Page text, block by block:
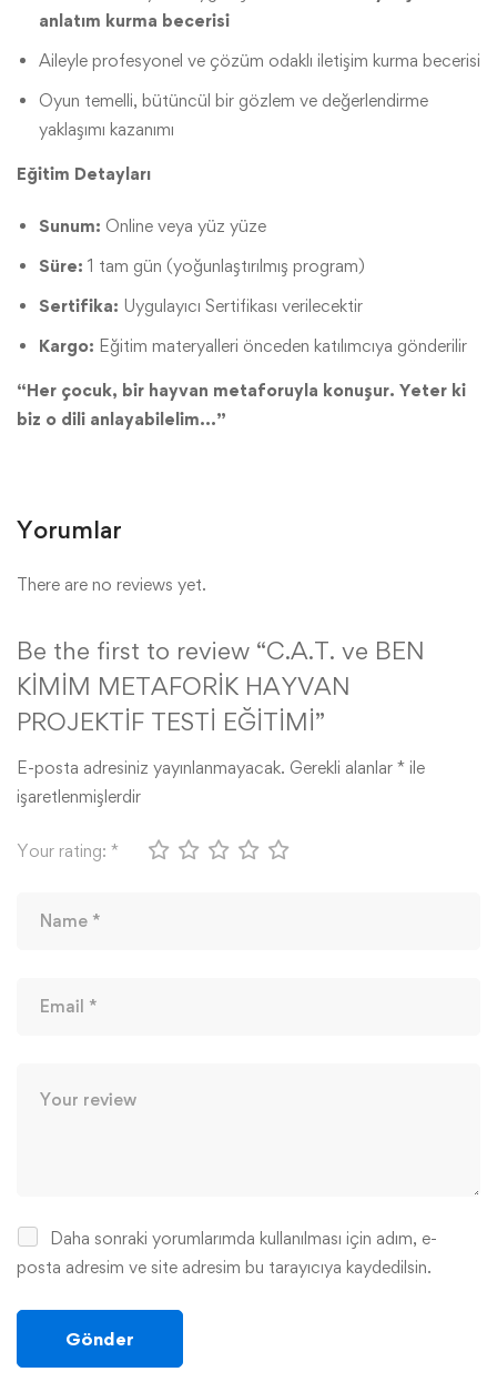
anlatım kurma becerisi
Aileyle profesyonel ve çözüm odaklı iletişim kurma becerisi
Oyun temelli, bütüncül bir gözlem ve değerlendirme
yaklaşımı kazanımı
Eğitim Detayları
Sunum: Online veya yüz yüze
Süre: 1 tam gün (yoğunlaştırılmış program)
Sertifika: Uygulayıcı Sertifikası verilecektir
Kargo: Eğitim materyalleri önceden katılımcıya gönderilir
“Her çocuk, bir hayvan metaforuyla konuşur. Yeter ki
biz o dili anlayabilelim…”
Yorumlar
There are no reviews yet.
Be the first to review “C.A.T. ve BEN
KİMİM METAFORİK HAYVAN
PROJEKTİF TESTİ EĞİTİMİ”
E-posta adresiniz yayınlanmayacak. Gerekli alanlar * ile
işaretlenmişlerdir
Your rating: *
Daha sonraki yorumlarımda kullanılması için adım, e-
posta adresim ve site adresim bu tarayıcıya kaydedilsin.